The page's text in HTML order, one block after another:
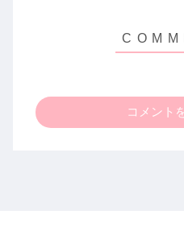
コメント